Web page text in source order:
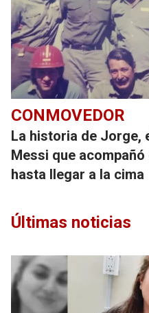
CONMOVEDOR
La historia de Jorge,
Messi que
hasta llegar a la cima
Últimas noticias